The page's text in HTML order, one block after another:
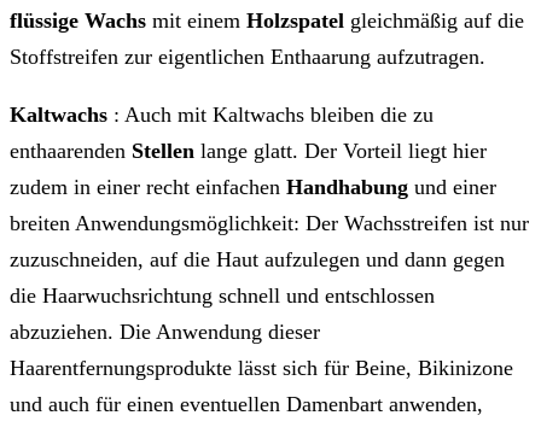
flüssige Wachs mit einem Holzspatel gleichmäßig auf die
Stoffstreifen zur eigentlichen Enthaarung aufzutragen.
Kaltwachs : Auch mit Kaltwachs bleiben die zu
enthaarenden Stellen lange glatt. Der Vorteil liegt hier
zudem in einer recht einfachen Handhabung und einer
breiten Anwendungsmöglichkeit: Der Wachsstreifen ist nur
zuzuschneiden, auf die Haut aufzulegen und dann gegen
die Haarwuchsrichtung schnell und entschlossen
abzuziehen. Die Anwendung dieser
Haarentfernungsprodukte lässt sich für Beine, Bikinizone
und auch für einen eventuellen Damenbart anwenden,